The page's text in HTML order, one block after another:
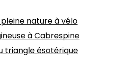
nature à vélo
à Cabrespine
triangle ésotérique